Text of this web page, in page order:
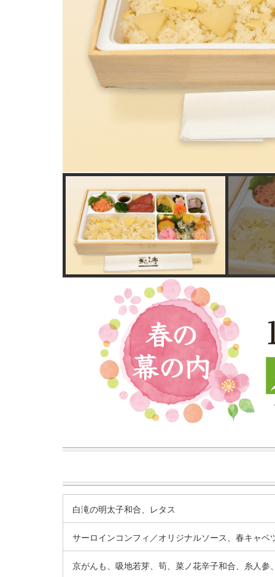
白滝の明太子和合、レタス
サーロインコンフィ／オリジナルソース、春キャ
京がんも、吸地若芽、筍、菜ノ花辛子和合、糸人参